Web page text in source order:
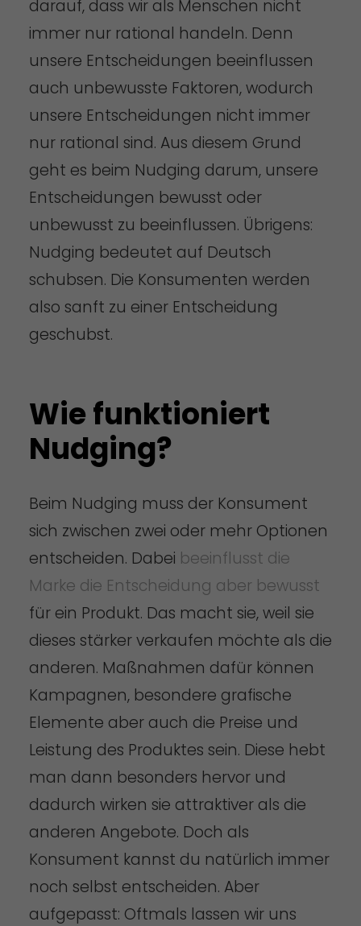
darauf, dass wir als Menschen nicht
immer nur rational handeln. Denn
unsere Entscheidungen beeinflussen
auch unbewusste Faktoren, wodurch
unsere Entscheidungen nicht immer
nur rational sind. Aus diesem Grund
geht es beim Nudging darum, unsere
Entscheidungen bewusst oder
unbewusst zu beeinflussen. Übrigens:
Nudging bedeutet auf Deutsch
schubsen. Die Konsumenten werden
also sanft zu einer Entscheidung
geschubst.
Wie funktioniert
Nudging?
Beim Nudging muss der Konsument
sich zwischen zwei oder mehr Optionen
entscheiden. Dabei beeinflusst die
Marke die Entscheidung aber bewusst
für ein Produkt. Das macht sie, weil sie
dieses stärker verkaufen möchte als die
anderen. Maßnahmen dafür können
Kampagnen, besondere grafische
Elemente aber auch die Preise und
Leistung des Produktes sein. Diese hebt
man dann besonders hervor und
dadurch wirken sie attraktiver als die
anderen Angebote. Doch als
Konsument kannst du natürlich immer
noch selbst entscheiden. Aber
aufgepasst: Oftmals lassen wir uns